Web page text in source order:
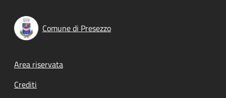
Comune di Presezzo
Footer menu
Area riservata
Crediti